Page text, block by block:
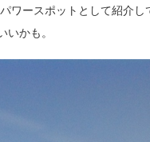
ワースポットとして紹介
かも。